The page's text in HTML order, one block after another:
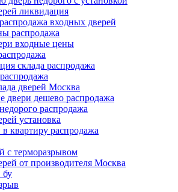
ликвидация
входных дверей
распродажа
входные цены
склада распродажа
дверей Москва
двери дешево распродажа
распродажа
установка
квартиру распродажа
с терморазрывом
от производителя Москва
бу